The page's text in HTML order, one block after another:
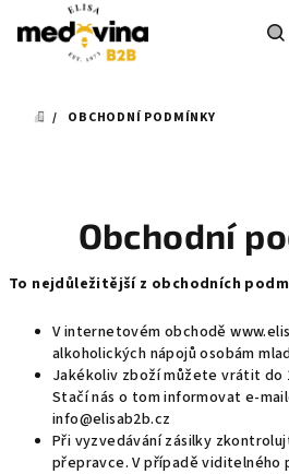
DOMŮ
OBCHODNÍ PODMÍNKY
Obchodní
To nejdůležitější z obchodních
V internetovém obchodě
alkoholických nápojů osobám
Jakékoliv zboží můžete vrátit do
Stačí nás o tom informovat e-
info@elisab2b.cz
Při vyzvedávání zásilky
přepravce. V případě viditelného